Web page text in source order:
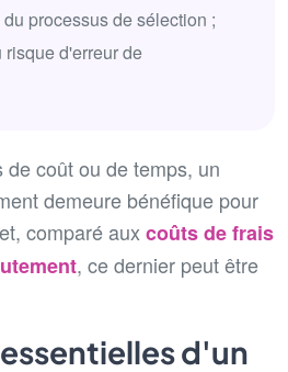
processus de sélection ;
d'erreur de
coût ou de temps, un
demeure bénéfique pour
comparé aux coûts de frais
, ce dernier peut être
d'un